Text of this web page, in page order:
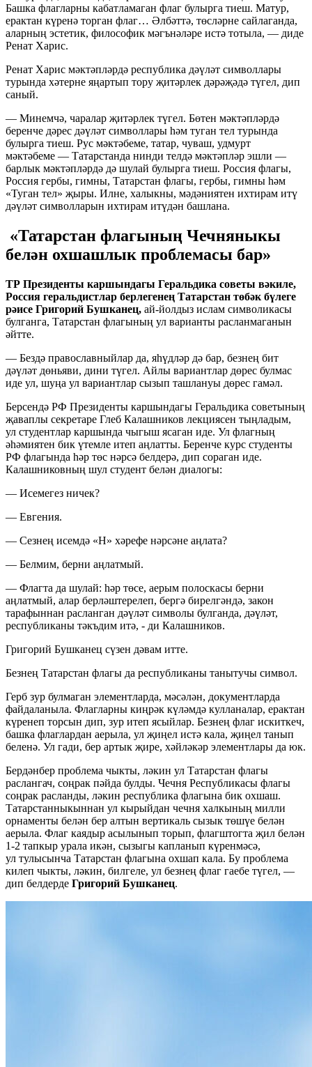
Башка флагларны кабатламаган флаг булырга тиеш. Матур,
ерактан күренә торган флаг… Әлбәттә, төсләрне сайлаганда,
аларның эстетик, философик мәгънәләре истә тотыла, — диде
Ренат Харис.
Ренат Харис мәктәпләрдә республика дәүләт символлары
турында хәтерне яңартып тору җитәрлек дәрәҗәдә түгел, дип
саный.
— Минемчә, чаралар җитәрлек түгел. Бөтен мәктәпләрдә
беренче дәрес дәүләт символлары һәм туган тел турында
булырга тиеш. Рус мәктәбеме, татар, чуваш, удмурт
мәктәбеме — Татарстанда нинди телдә мәктәпләр эшли —
барлык мәктәпләрдә дә шулай булырга тиеш. Россия флагы,
Россия гербы, гимны, Татарстан флагы, гербы, гимны һәм
«Туган тел» җыры. Илне, халыкны, мәдәниятен ихтирам итү
дәүләт символларын ихтирам итүдән башлана.
«Татарстан флагының Чечняныкы
белән охшашлык проблемасы бар»
ТР Президенты каршындагы Геральдика советы вәкиле,
Россия геральдистлар берлегенең Татарстан төбәк бүлеге
рәисе Григорий Бушканец, ай-йолдыз ислам символикасы
булганга, Татарстан флагының ул варианты расланмаганын
әйтте.
— Бездә православныйлар да, яһүдләр дә бар, безнең бит
дәүләт дөньяви, дини түгел. Айлы вариантлар дөрес булмас
иде ул, шуңа ул вариантлар сызып ташлануы дөрес гамәл.
Берсендә РФ Президенты каршындагы Геральдика советының
җаваплы секретаре Глеб Калашников лекциясен тыңладым,
ул студентлар каршында чыгыш ясаган иде. Ул флагның
әһәмиятен бик үтемле итеп аңлатты. Беренче курс студенты
РФ флагында һәр төс нәрсә белдерә, дип сораган иде.
Калашниковның шул студент белән диалогы:
— Исемегез ничек?
— Евгения.
— Сезнең исемдә «Н» хәрефе нәрсәне аңлата?
— Белмим, берни аңлатмый.
— Флагта да шулай: һәр төсе, аерым полоскасы берни
аңлатмый, алар берләштерелеп, бергә бирелгәндә, закон
тарафыннан расланган дәүләт символы булганда, дәүләт,
республиканы тәкъдим итә, - ди Калашников.
Григорий Бушканец сүзен дәвам итте.
Безнең Татарстан флагы да республиканы танытучы символ.
Герб зур булмаган элементларда, мәсәлән, документларда
файдаланыла. Флагларны киңрәк күләмдә кулланалар, ерактан
күренеп торсын дип, зур итеп ясыйлар. Безнең флаг искиткеч,
башка флаглардан аерыла, ул җиңел истә кала, җиңел танып
беленә. Ул гади, бер артык җире, хәйләкәр элементлары да юк.
Бердәнбер проблема чыкты, ләкин ул Татарстан флагы
раслангач, соңрак пәйда булды. Чечня Республикасы флагы
соңрак расланды, ләкин республика флагына бик охшаш.
Татарстанныкыннан ул кырыйдан чечня халкының милли
орнаменты белән бер алтын вертикаль сызык төшүе белән
аерыла. Флаг каядыр асылынып торып, флагштогта җил белән
1-2 тапкыр урала икән, сызыгы капланып күренмәсә,
ул тулысынча Татарстан флагына охшап кала. Бу проблема
килеп чыкты, ләкин, билгеле, ул безнең флаг гаебе түгел, —
дип белдерде Григорий Бушканец.